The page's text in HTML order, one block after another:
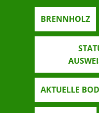
BRENNHOLZ
AKTUELLE